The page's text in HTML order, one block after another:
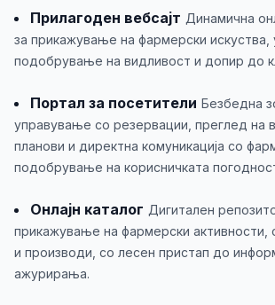
Прилагоден вебсајт Динамична
за прикажување на фармерски искуства,
подобрување на видливост и допир до
Портал за посетители Безбедна
управување со резервации, преглед на
планови и директна комуникација со
подобрување на корисничката
Онлајн каталог Дигитален
прикажување на фармерски активности,
и производи, со лесен пристап до
ажурирања.